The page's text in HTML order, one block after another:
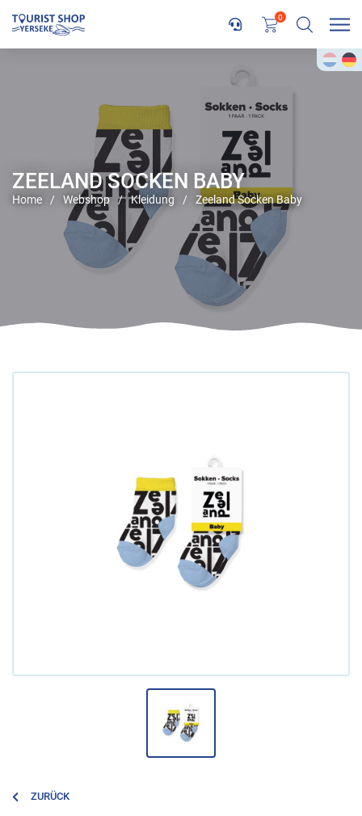
0
ZEELAND SOCKEN BABY
Home / Webshop / Kleidung / Zeeland Socken Baby
ZURÜCK